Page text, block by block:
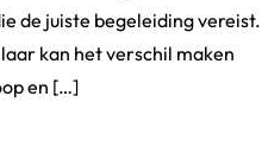
de juiste begeleiding vereist.
kan het verschil maken
en […]